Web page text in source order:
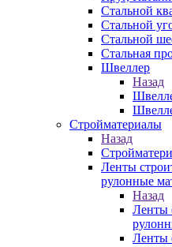
Стальной
Стальной
Стальной
Стальная
Швеллер
Назад
Стройматериалы
Назад
Ленты
рулонные
Назад
Ленты
Ленты